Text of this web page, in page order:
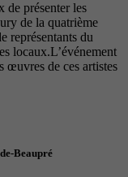
de présenter les
de la quatrième
représentants du
locaux.L’événement
œuvres de ces artistes
Beaupré